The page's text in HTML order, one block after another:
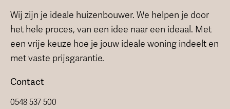
Wij zijn je ideale huizenbouwer. We helpen je door
het hele proces, van een idee naar een ideaal. Met
een vrije keuze hoe je jouw ideale woning indeelt en
met vaste prijsgarantie.
Contact
0548 537 500